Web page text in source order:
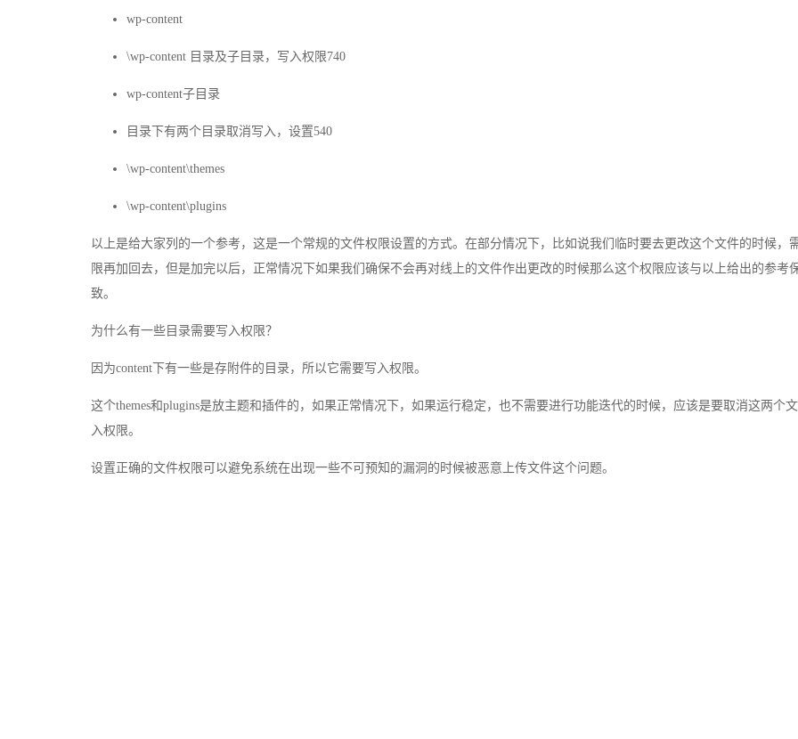
wp-content
\wp-content 目录及子目录，写入权限740
wp-content子目录
目录下有两个目录取消写入，设置540
\wp-content\themes
\wp-content\plugins
以上是给大家列的一个参考，这是一个常规的文件权限设置的方式。在部分情况下，比如说我们临时要去更改这个文件的时候，
限再加回去，但是加完以后，正常情况下如果我们确保不会再对线上的文件作出更改的时候那么这个权限应该与以上给出的参考
致。
为什么有一些目录需要写入权限？
因为content下有一些是存附件的目录，所以它需要写入权限。
这个themes和plugins是放主题和插件的，如果正常情况下，如果运行稳定，也不需要进行功能迭代的时候，应该是要取消这两个
入权限。
设置正确的文件权限可以避免系统在出现一些不可预知的漏洞的时候被恶意上传文件这个问题。